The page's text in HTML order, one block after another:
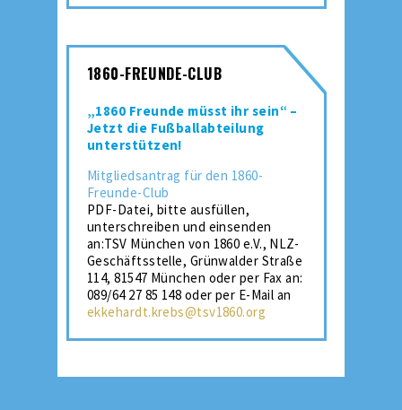
1860-FREUNDE-CLUB
„1860 Freunde müsst ihr sein“ –
Jetzt die Fußballabteilung
unterstützen!
Mitgliedsantrag für den 1860-
Freunde-Club
PDF-Datei, bitte ausfüllen,
unterschreiben und einsenden
an:TSV München von 1860 e.V., NLZ-
Geschäftsstelle, Grünwalder Straße
114, 81547 München oder per Fax an:
089/64 27 85 148 oder per E-Mail an
ekkehardt.krebs@tsv1860.org